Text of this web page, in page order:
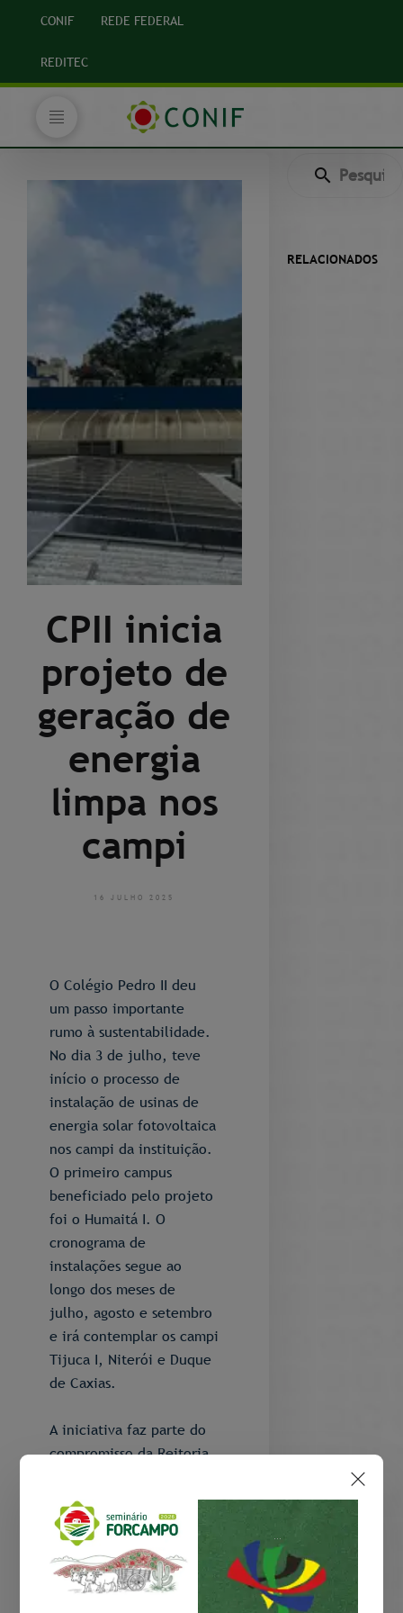
CONIF REDE FEDERAL
REDITEC
CPII inicia
projeto de
geração de
energia
limpa nos
campi
16 JULHO 2025
O Colégio Pedro II deu
um passo importante
rumo à sustentabilidade.
No dia 3 de julho, teve
início o processo de
instalação de usinas de
energia solar fotovoltaica
nos campi da instituição.
O primeiro campus
beneficiado pelo projeto
foi o Humaitá I. O
cronograma de
instalações segue ao
longo dos meses de
julho, agosto e setembro
e irá contemplar os campi
Tijuca I, Niterói e Duque
de Caxias.
A iniciativa faz parte do
compromisso da Reitoria
meio ambiente e a
eficiência no uso dos
recursos públicos. A
energia solar, gerada a
partir da luz do sol, é
RELACIONADOS
...